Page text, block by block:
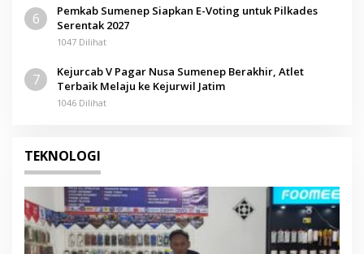
6
Pemkab Sumenep Siapkan E-Voting untuk Pilkades
Serentak 2027
1047 Dilihat
7
Kejurcab V Pagar Nusa Sumenep Berakhir, Atlet
Terbaik Melaju ke Kejurwil Jatim
1046 Dilihat
TEKNOLOGI